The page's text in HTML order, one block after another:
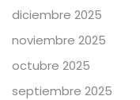
diciembre 2025
noviembre 2025
octubre 2025
septiembre 2025